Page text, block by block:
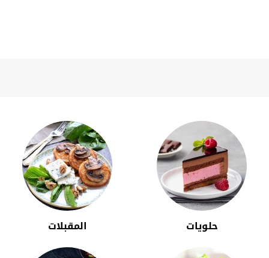
حلويات المقبلات